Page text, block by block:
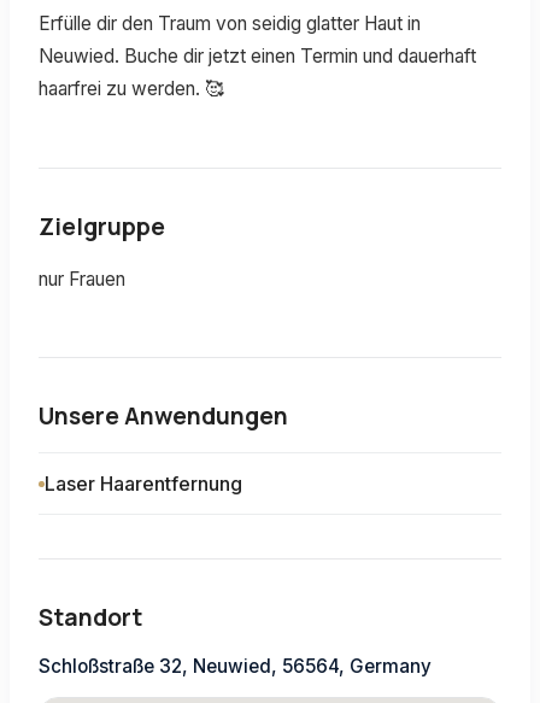
Erfülle dir den Traum von seidig glatter Haut in
Neuwied. Buche dir jetzt einen Termin und dauerhaft
haarfrei zu werden. 🥰
Zielgruppe
nur Frauen
Unsere Anwendungen
Laser Haarentfernung
Standort
Schloßstraße 32, Neuwied, 56564, Germany